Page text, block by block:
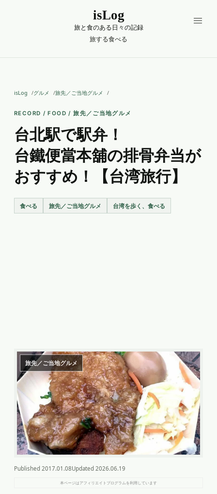
isLog
旅と食のある日々の記録
旅する食べる
isLog グルメ 旅先／ご当地グルメ
RECORD / FOOD / 旅先／ご当地グルメ
台北駅で駅弁！
台鐵便當本舖の排骨弁当が
おすすめ！【台湾旅行】
食べる 旅先／ご当地グルメ 台湾を歩く、食べる
旅先／ご当地グルメ
Published 2017.01.08Updated 2026.06.19
本ページはアフィリエイトプログラムを利用しています